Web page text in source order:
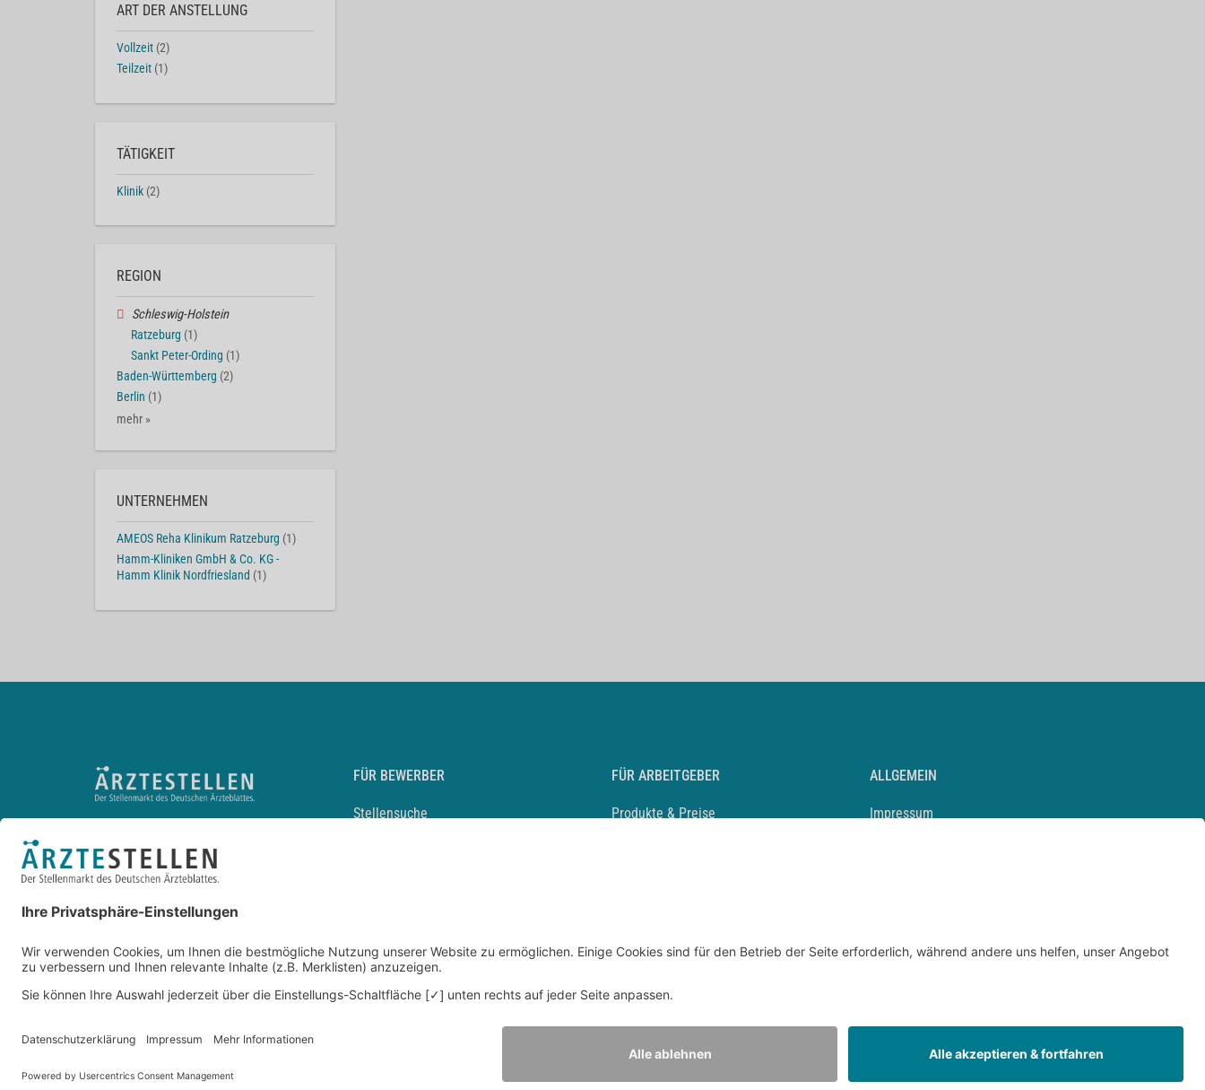
ART DER ANSTELLUNG
Vollzeit (2)
Teilzeit (1)
TÄTIGKEIT
Klinik (2)
REGION
Schleswig-Holstein
Ratzeburg (1)
Sankt Peter-Ording (1)
Baden-Württemberg (2)
Berlin (1)
mehr »
UNTERNEHMEN
AMEOS Reha Klinikum Ratzeburg (1)
Hamm-Kliniken GmbH & Co. KG -
Hamm Klinik Nordfriesland (1)
FÜR BEWERBER
Stellensuche
Durchsuchen Sie den Stellenkatalog
FÜR ARBEITGEBER
Produkte & Preise
ALLGEMEIN
Impressum
Entwickelt durchJOBIQO